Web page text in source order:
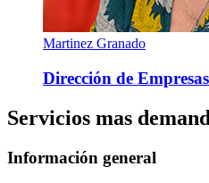
Martinez Granado
Dirección de
Servicios mas
Información general